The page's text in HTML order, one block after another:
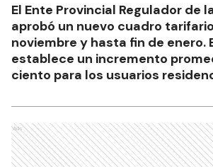
El Ente Provincial Regulador de
aprobó un nuevo cuadro
noviembre y hasta fin de enero.
establece un incremento
ciento para los usuarios
Ads